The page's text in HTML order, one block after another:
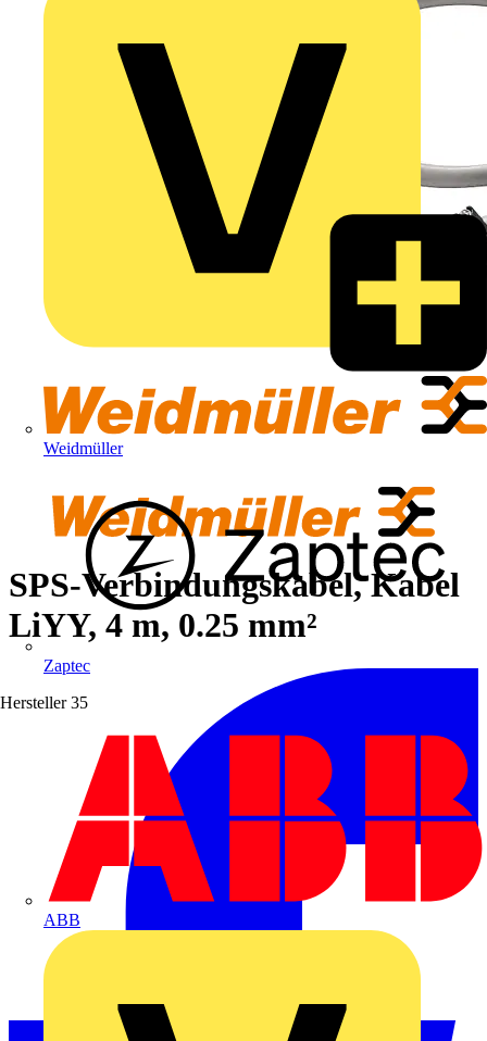
Weidmüller
Zaptec
Hersteller 35
ABB
SPS-Verbindungskabel, Kabel
LiYY, 4 m, 0.25 mm²